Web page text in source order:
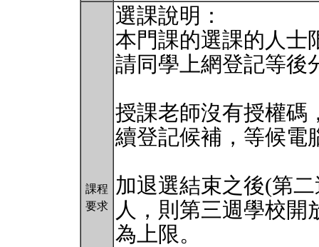
課程
要求
選課說明：
本門課的選課的人士
請同學上網登記等後
授課老師沒有授權碼
續登記候補，等候電
加退選結束之後(第
人，則第三週學校開
為上限。